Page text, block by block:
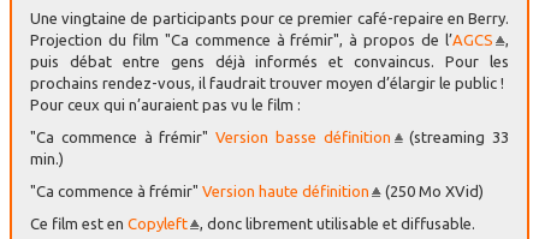
Une vingtaine de participants pour ce premier café-repaire en Berry.
Projection du film "Ca commence à frémir", à propos de l’AGCS
puis débat entre gens déjà informés et convaincus. Pour les
prochains rendez-vous, il faudrait trouver moyen d’élargir le public !
Pour ceux qui n’auraient pas vu le film :
"Ca commence à frémir" Version basse définition
(streaming 33
min.)
"Ca commence à frémir" Version haute définition
(250 Mo XVid)
Ce film est en Copyleft , donc librement utilisable et diffusable.